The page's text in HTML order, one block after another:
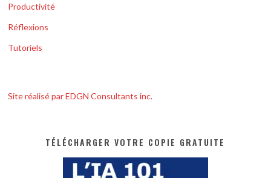
Productivité
Réflexions
Tutoriels
Site réalisé par EDGN Consultants inc.
TÉLÉCHARGER VOTRE COPIE GRATUITE